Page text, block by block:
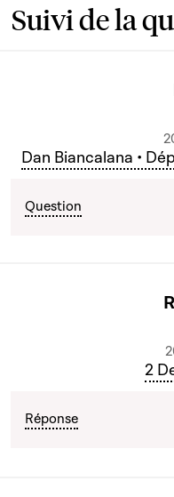
Suivi de la
Dan Biancalana •
Question
2
Réponse